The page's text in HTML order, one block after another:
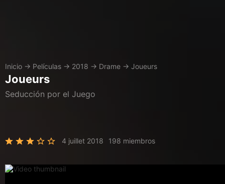
Inicio → Películas → 2018 → Drame → Joueurs
Joueurs
Seducción por el Juego
4 juillet 2018 198 miembros